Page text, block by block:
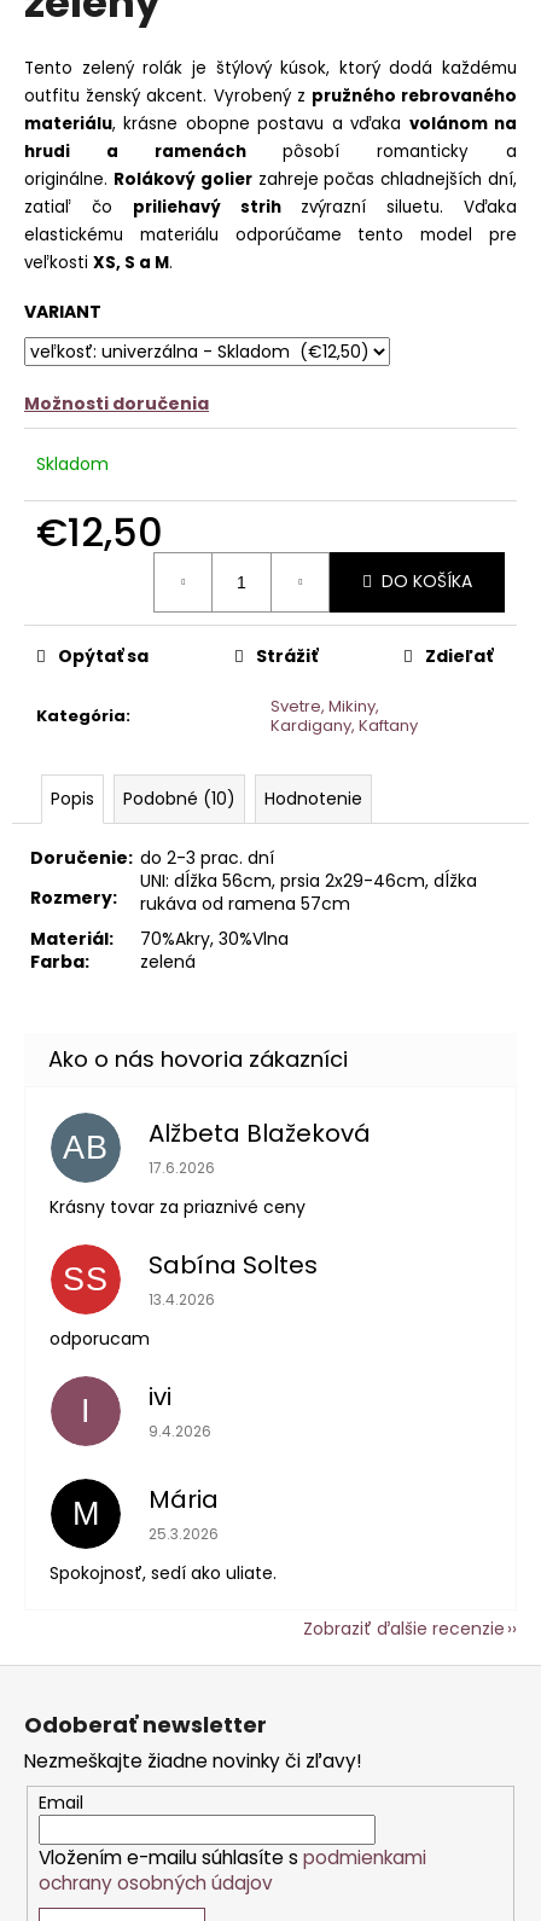
z
hviezdičiek.
Tento zelený rolák je štýlový kúsok, ktorý dodá každému
outfitu ženský akcent. Vyrobený z pružného rebrovaného
materiálu, krásne obopne postavu a vďaka volánom na
hrudi a ramenáchpôsobí romanticky a
originálne. Rolákový golierzahreje počas chladnejších dní,
zatiaľ čo priliehavý strihzvýrazní siluetu. Vďaka
elastickému materiálu odporúčame tento model pre
veľkosti XS, S a M.
VARIANT
Možnosti doručenia
Skladom
€12,50
DO KOŠÍKA
Kategória:
Svetre, Mikiny,
Kardigany, Kaftany
Opýtať sa Strážiť Zdieľať
Popis Podobné (10) Hodnotenie
Doručenie: do 2-3 prac. dní
Rozmery:
UNI: dĺžka 56cm, prsia 2x29-46cm, dĺžka
rukáva od ramena 57cm
Materiál:
70%Akry, 30%Vlna
Farba:
zelená
AB Alžbeta Blažeková
Hodnotenie obchodu je 5 z 5 hviezdičiek.
17.6.2026
Krásny tovar za priaznivé ceny
SS Sabína Soltes
Hodnotenie obchodu je 5 z 5 hviezdičiek.
13.4.2026
odporucam
I ivi
Hodnotenie obchodu je 5 z 5 hviezdičiek.
9.4.2026
M Mária
Hodnotenie obchodu je 5 z 5 hviezdičiek.
25.3.2026
Spokojnosť, sedí ako uliate.
Zobraziť ďalšie recenzie
m
e
SATÉNOVÝ
PYŽAMOVÝ
TROJKOMPLET
-
ČIERNY
€22,90
Pôvodne:
Z
Odoberať newsletter
Nezmeškajte žiadne novinky či zľavy!
Email
Vložením e-mailu súhlasíte s podmienkami
ochrany osobných údajov